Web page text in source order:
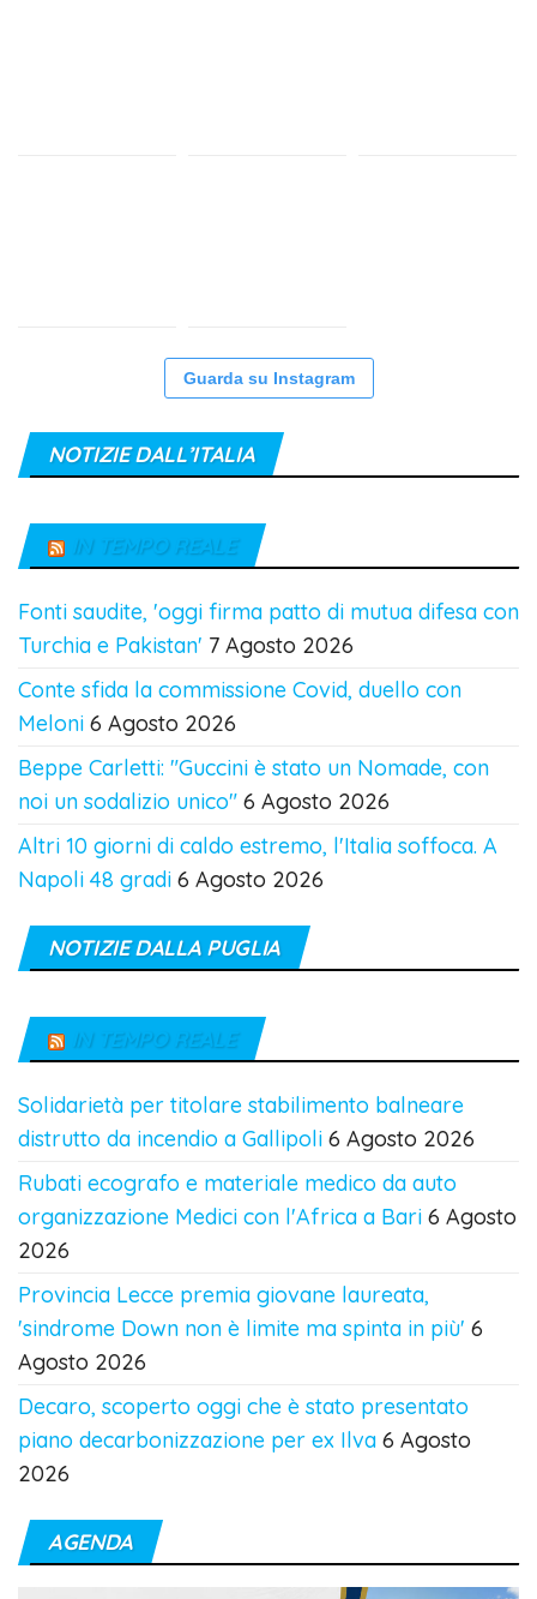
Guarda su Instagram
NOTIZIE DALL’ITALIA
IN TEMPO REALE
Fonti saudite, 'oggi firma patto di mutua difesa con
Turchia e Pakistan' 7 Agosto 2026
Conte sfida la commissione Covid, duello con
Meloni 6 Agosto 2026
Beppe Carletti: "Guccini è stato un Nomade, con
noi un sodalizio unico" 6 Agosto 2026
Altri 10 giorni di caldo estremo, l'Italia soffoca. A
Napoli 48 gradi 6 Agosto 2026
NOTIZIE DALLA PUGLIA
IN TEMPO REALE
Solidarietà per titolare stabilimento balneare
distrutto da incendio a Gallipoli 6 Agosto 2026
Rubati ecografo e materiale medico da auto
organizzazione Medici con l'Africa a Bari 6 Agosto
2026
Provincia Lecce premia giovane laureata,
'sindrome Down non è limite ma spinta in più' 6
Agosto 2026
Decaro, scoperto oggi che è stato presentato
piano decarbonizzazione per ex Ilva 6 Agosto
2026
AGENDA